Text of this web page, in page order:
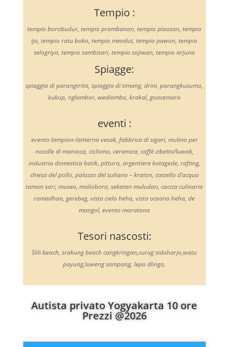
Tempio :
tempio borobudur, tempio prambanan, tempio plaosan, tempio
ijo, tempio ratu boko, tempio mendut, tempio pawon, tempio
selogriyo, tempio sambisari, tempio sojiwan, tempio arjuna
Spiagge:
spiaggia di parangtritis, spiaggia di timang, drini, parangkusumo,
kukup, nglambor, wediombo, krakal, goacemara
eventi :
evento lampion-lanterna vesak, fabbrica di sigari, mulino per
noodle di manioca, ciclismo, ceramica, caffè zibetto/luwak,
industria domestica batik, pittura, argentiere kotagede, rafting,
chiesa del pollo, palazzo del sultano – kraton, castello d’acqua
taman sari, museo, malioboro, sekaten muludan, caccia culinaria
ramadhan, gerebeg, vista cielo heha, vista oceano heha, de
mangol, evento maratona
Tesori nascosti:
Slili beach, srakung beach cangkringan,curug sidoharjo,watu
payung,luweng sampang, lepo dlingo,
Autista privato Yogyakarta 10 ore
Prezzi @2026